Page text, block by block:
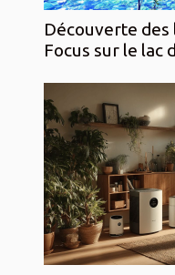
Découverte des
Focus sur le lac